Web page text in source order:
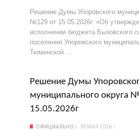
Решение Думы Упоровского
№129 от 15.05.2026г. «Об
исполнении бюджета Бызовского
поселения Упоровского
Тюменской …
Решение Думы
муниципального округа
15.05.2026г
ОФИЦИАЛЬНО 18 МАЯ 2026